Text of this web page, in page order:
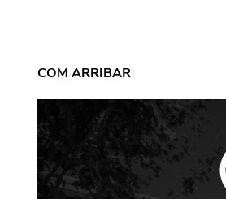
COM ARRIBAR